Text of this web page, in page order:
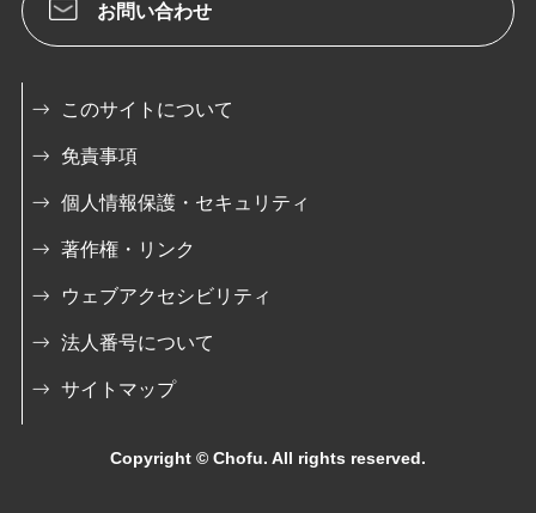
お問い合わせ
このサイトについて
免責事項
個人情報保護・セキュリティ
著作権・リンク
ウェブアクセシビリティ
法人番号について
サイトマップ
Copyright © Chofu. All rights reserved.